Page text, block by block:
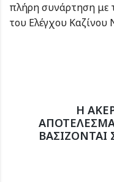
πλήρη συνάρτηση με
του Ελέγχου Καζίνου
Η
ΒΑΣΊΖΟΝΤΑΙ